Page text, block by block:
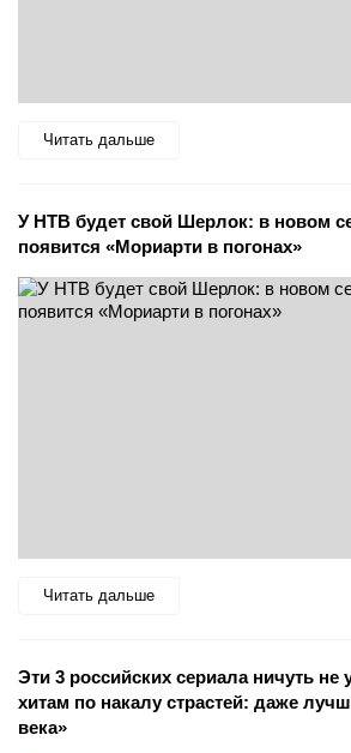
Читать дальше
У НТВ будет свой Шерлок: в новом
появится «Мориарти в погонах»
Читать дальше
Эти 3 российских сериала ничуть не
хитам по накалу страстей: даже
века»